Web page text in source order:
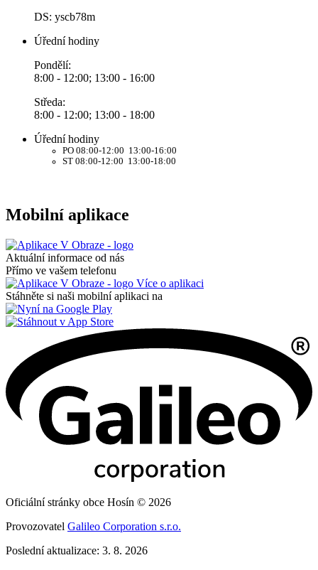
DS: yscb78m
Úřední hodiny
Pondělí:
8:00 - 12:00; 13:00 - 16:00
Středa:
8:00 - 12:00; 13:00 - 18:00
Úřední hodiny
PO 08:00-12:00 13:00-16:00
ST 08:00-12:00 13:00-18:00
Mobilní aplikace
Aktuální informace od nás
Přímo ve vašem telefonu
Více o aplikaci
Stáhněte si naši mobilní aplikaci na
Oficiální stránky obce Hosín © 2026
Provozovatel Galileo Corporation s.r.o.
Poslední aktualizace: 3. 8. 2026